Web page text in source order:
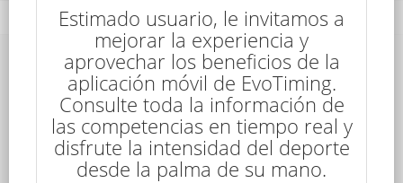
Rendimiento del Competidor
50
Estimado usuario, le invitamos a
mejorar la experiencia y
aprovechar los beneficios de la
aplicación móvil de EvoTiming.
Consulte toda la información de
las competencias en tiempo real y
disfrute la intensidad del deporte
desde la palma de su mano.